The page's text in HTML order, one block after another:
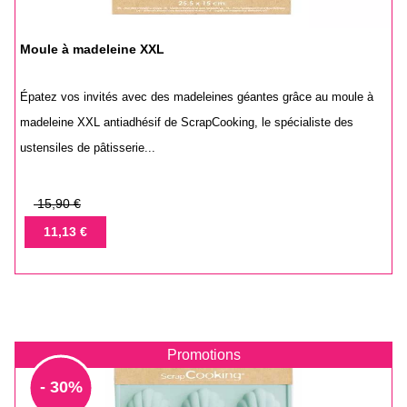
Moule à madeleine XXL
Épatez vos invités avec des madeleines géantes grâce au moule à
madeleine XXL antiadhésif de ScrapCooking, le spécialiste des
ustensiles de pâtisserie...
Prix
base
15,90 €
Prix11,13 €
Promotions
- 30%